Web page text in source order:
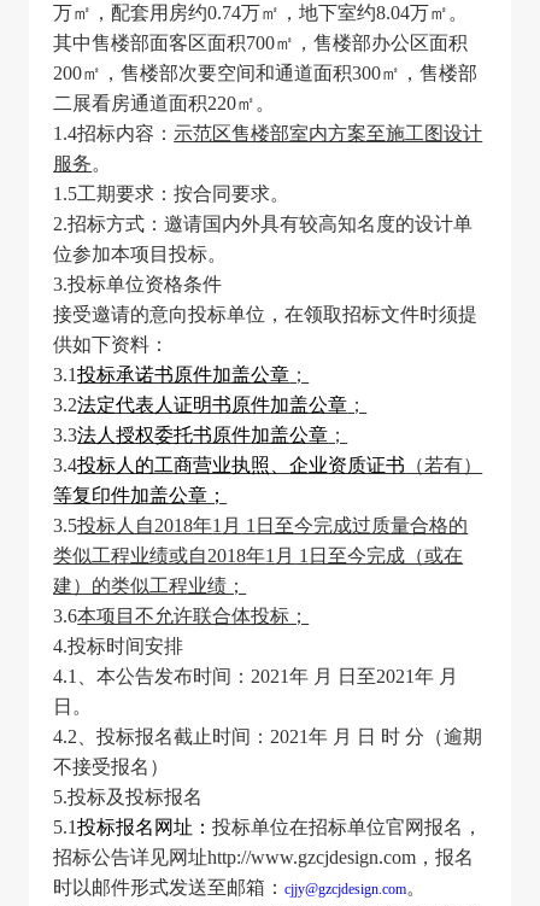
万㎡，配套用房约0.74万㎡，地下室约8.04万㎡。
其中售楼部面客区面积700㎡，售楼部办公区面积
200㎡，售楼部次要空间和通道面积300㎡，售楼部
二展看房通道面积220㎡。
1.4招标内容： 示范区售楼部室内方案至施工图设计
服务。
1.5工期要求：按合同要求。
2.招标方式：邀请国内外具有较高知名度的设计单
位参加本项目投标。
3.投标单位资格条件
接受邀请的意向投标单位，在领取招标文件时须提
供如下资料：
3.1投标承诺书原件加盖公章 ；
3.2法定代表人证明书原件加盖公章 ；
3.3法人授权委托书原件加盖公章 ；
3.4投标人的工商营业执照、企业资质证书 （若有）
等复印件加盖公章；
3.5投标人自2018年1 月 1 日至今完成过质量合格的
类似工程业绩或自2018年1 月 1 日至今完成（或在
建）的类似工程业绩；
3.6本项目不允许联合体投标；
4.投标时间安排
4.1
、本公告发布时间： 2021年 月 日至2021年 月
日。
4.2 、投标报名截止时间： 2021年 月 日 时 分（逾期
不接受报名）
5.投标及投标报名
5.1投标报名网址：投标单位在招标单位官网报名，
招标公告详见网址http://www.gzcjdesign.com ，报名
时以邮件形式发送至邮箱：cjjy@gzcjdesign.com。